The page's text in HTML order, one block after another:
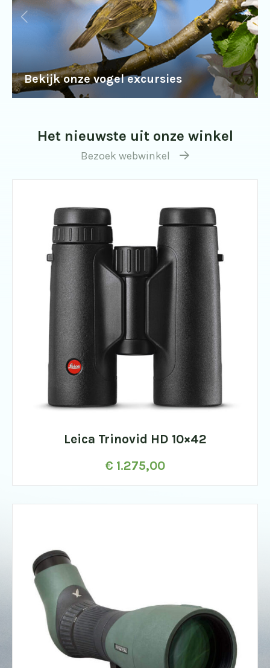
Bekijk onze vogel excursies
Het nieuwste uit onze winkel
Bezoek webwinkel
Leica Trinovid HD 10×42
€ 1.275,00